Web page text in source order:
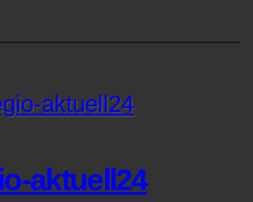
aktuell24